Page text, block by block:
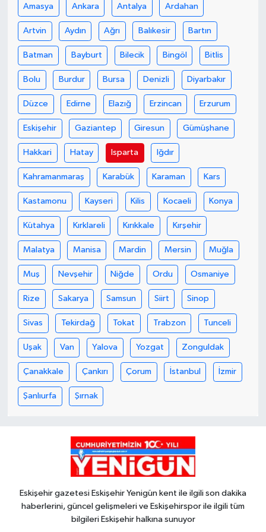
Amasya Ankara Antalya Ardahan
Artvin Aydın Ağrı Balıkesir Bartın
Batman Bayburt Bilecik Bingöl Bitlis
Bolu Burdur Bursa Denizli Diyarbakır
Düzce Edirne Elazığ Erzincan Erzurum
Eskişehir Gaziantep Giresun Gümüşhane
Hakkari Hatay Isparta Iğdır
Kahramanmaraş Karabük Karaman Kars
Kastamonu Kayseri Kilis Kocaeli Konya
Kütahya Kırklareli Kırıkkale Kırşehir
Malatya Manisa Mardin Mersin Muğla
Muş Nevşehir Niğde Ordu Osmaniye
Rize Sakarya Samsun Siirt Sinop
Sivas Tekirdağ Tokat Trabzon Tunceli
Uşak Van Yalova Yozgat Zonguldak
Çanakkale Çankırı Çorum İstanbul İzmir
Şanlıurfa Şırnak
Eskişehir gazetesi Eskişehir Yenigün kent ile ilgili son dakika
haberlerini, güncel gelişmeleri ve Eskişehirspor ile ilgili tüm
bilgileri Eskişehir halkına sunuyor